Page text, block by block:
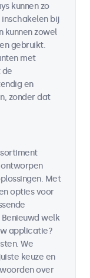
kunnen zo
bij
kunnen zowel
gebruikt.
met
de
en
zonder dat
Met
opties voor
welk
applicatie?
We
keuze en
over